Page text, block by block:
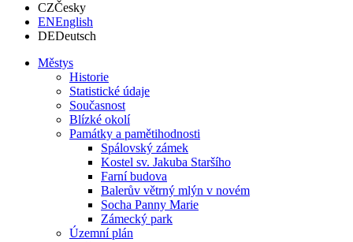
CZČesky
ENEnglish
DEDeutsch
Městys
Historie
Statistické údaje
Současnost
Blízké okolí
Památky a pamětihodnosti
Spálovský zámek
Kostel sv. Jakuba Staršího
Farní budova
Balerův větrný mlýn v novém
Socha Panny Marie
Zámecký park
Územní plán